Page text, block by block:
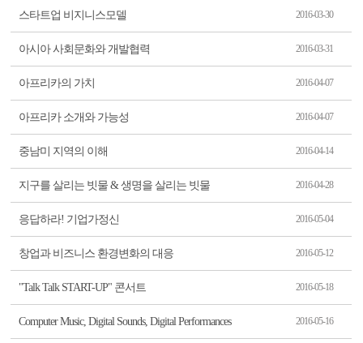
스타트업 비지니스모델 2016-03-30
아시아 사회문화와 개발협력 2016-03-31
아프리카의 가치 2016-04-07
아프리카 소개와 가능성 2016-04-07
중남미 지역의 이해 2016-04-14
지구를 살리는 빗물 & 생명을 살리는 빗물 2016-04-28
응답하라! 기업가정신 2016-05-04
창업과 비즈니스 환경변화의 대응 2016-05-12
"Talk Talk START-UP" 콘서트 2016-05-18
Computer Music, Digital Sounds, Digital Performances 2016-05-16